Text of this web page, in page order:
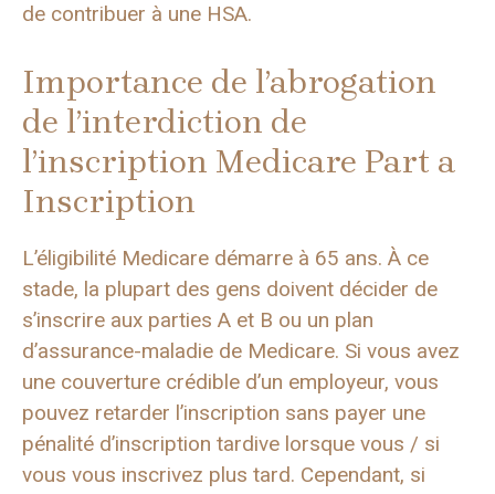
de contribuer à une HSA.
Importance de l’abrogation
de l’interdiction de
l’inscription Medicare Part a
Inscription
L’éligibilité Medicare démarre à 65 ans. À ce
stade, la plupart des gens doivent décider de
s’inscrire aux parties A et B ou un plan
d’assurance-maladie de Medicare. Si vous avez
une couverture crédible d’un employeur, vous
pouvez retarder l’inscription sans payer une
pénalité d’inscription tardive lorsque vous / si
vous vous inscrivez plus tard. Cependant, si